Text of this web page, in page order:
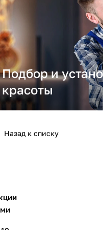
Подбор и
красоты
Назад к списку